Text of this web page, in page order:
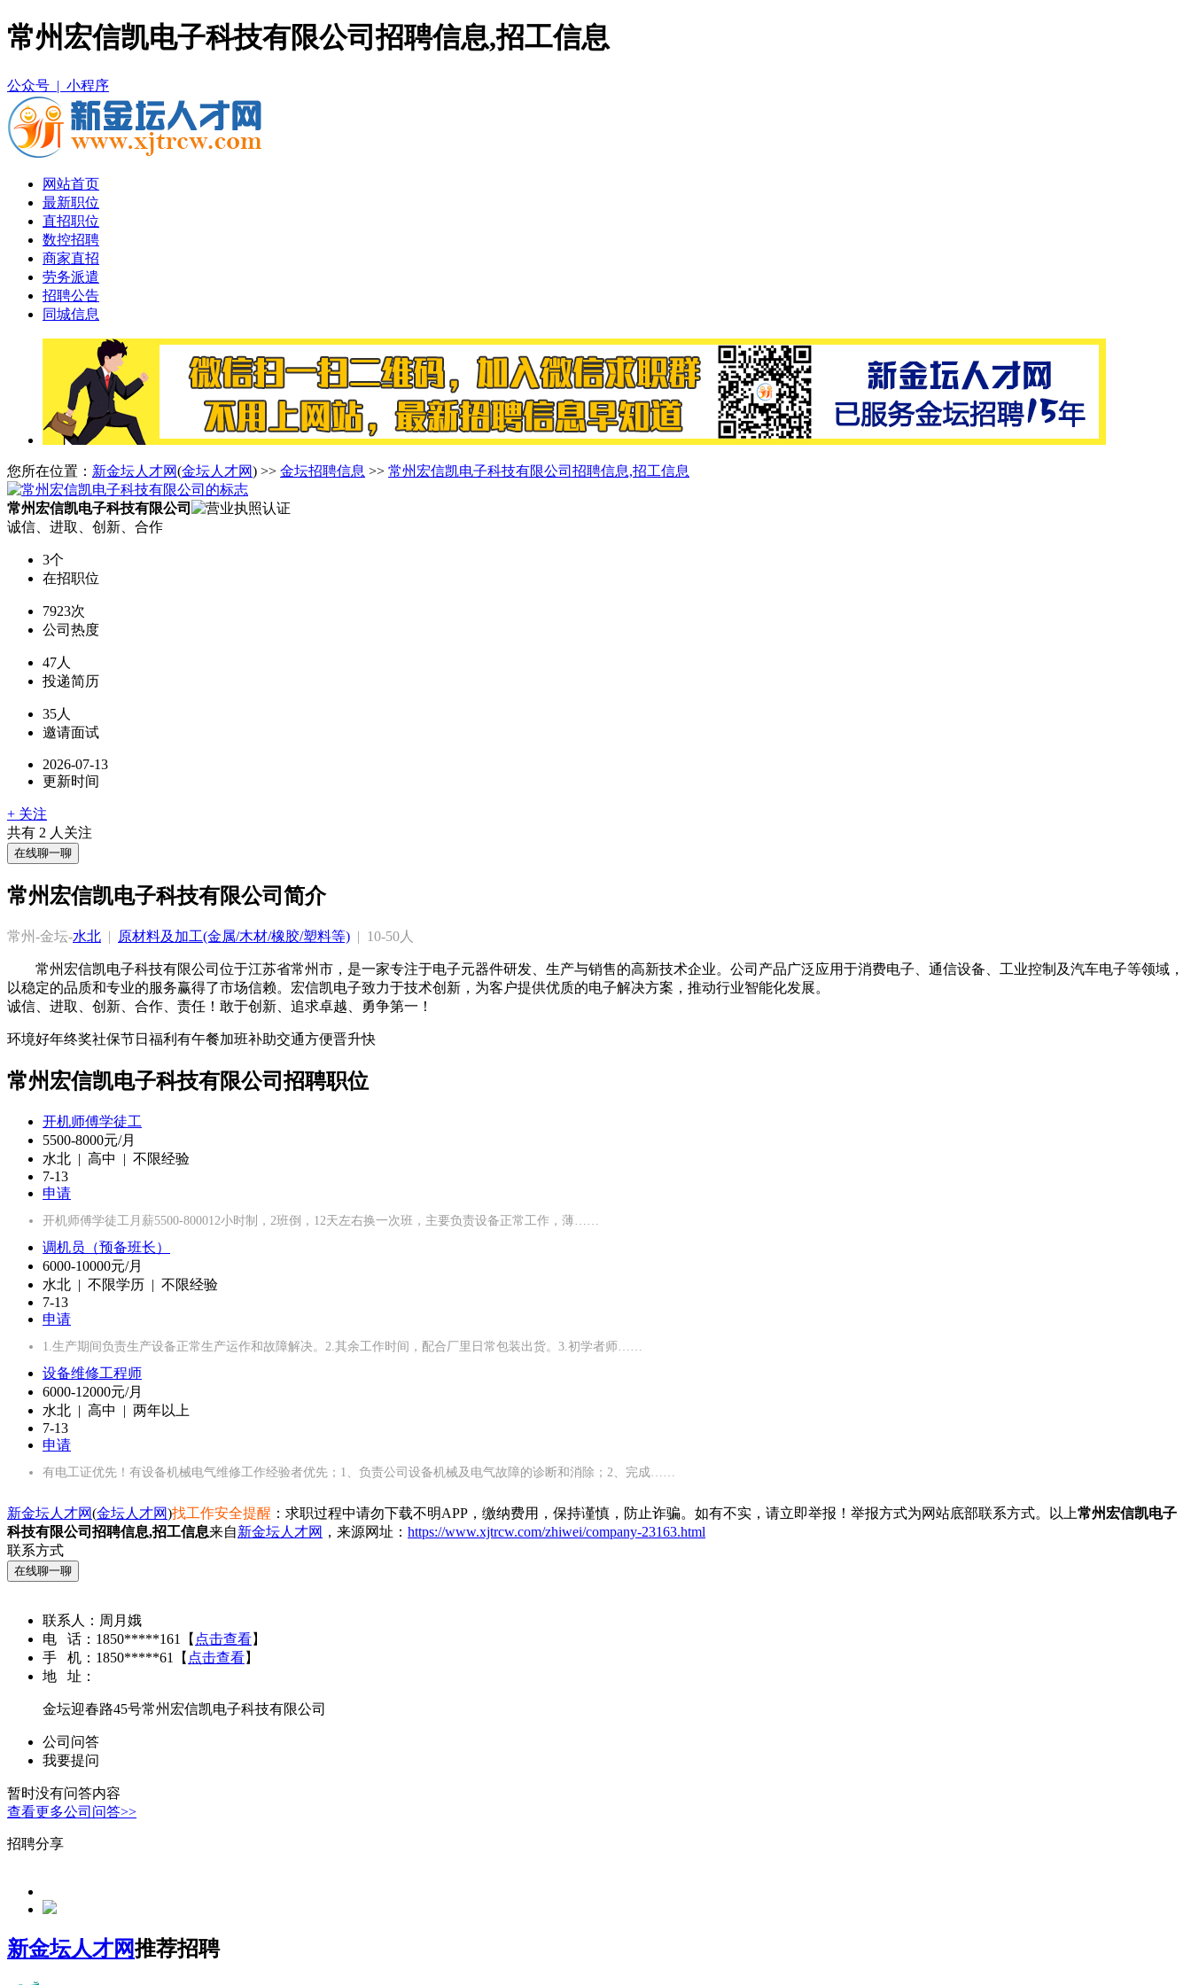
常州宏信凯电子科技有限公司招聘信息,招工信息
公众号 | 小程序
网站首页
最新职位
直招职位
数控招聘
商家直招
劳务派遣
招聘公告
同城信息
您所在位置： 新金坛人才网(金坛人才网) >> 金坛招聘信息 >> 常州宏信凯电子科技有限公司招聘信息,招工信息
常州宏信凯电子科技有限公司
诚信、进取、创新、合作
3个
在招职位
7923次
公司热度
47人
投递简历
35人
邀请面试
2026-07-13
更新时间
+ 关注
共有 2 人关注
在线聊一聊
常州宏信凯电子科技有限公司简介
常州-金坛-水北 | 原材料及加工(金属/木材/橡胶/塑料等) |  10-50人
常州宏信凯电子科技有限公司位于江苏省常州市，是一家专注于电子元器件研发、生产与销售的高新技术企业。公司产品广泛应用于消费电子、通信设备、工业控制及汽车电子等领域，
以稳定的品质和专业的服务赢得了市场信赖。宏信凯电子致力于技术创新，为客户提供优质的电子解决方案，推动行业智能化发展。
诚信、进取、创新、合作、责任！敢于创新、追求卓越、勇争第一！
环境好年终奖社保节日福利 有午餐加班补助交通方便晋升快
常州宏信凯电子科技有限公司招聘职位
开机师傅学徒工
5500-8000元/月
水北 | 高中 | 不限经验
7-13
申请
开机师傅学徒工月薪5500-800012小时制，2班倒，12天左右换一次班，主要负责设备正常工作，薄……
调机员（预备班长）
6000-10000元/月
水北 | 不限学历 | 不限经验
7-13
申请
1.生产期间负责生产设备正常生产运作和故障解决。2.其余工作时间，配合厂里日常包装出货。3.初学者师……
设备维修工程师
6000-12000元/月
水北 | 高中 | 两年以上
7-13
申请
有电工证优先！有设备机械电气维修工作经验者优先；1、负责公司设备机械及电气故障的诊断和消除；2、完成……
新金坛人才网(金坛人才网)找工作安全提醒 ：求职过程中请勿下载不明APP，缴纳费用，保持谨慎，防止诈骗。如有不实，请立即举报！举报方式为网站底部联系方式。以上常州宏信凯电子
科技有限公司招聘信息,招工信息来自新金坛人才网 ，来源网址： https://www.xjtrcw.com/zhiwei/company-23163.html
联系方式
在线聊一聊
联系人： 周月娥
电 话： 1850*****161 【 点击查看】
手 机： 1850*****61 【 点击查看】
地 址：
金坛迎春路45号常州宏信凯电子科技有限公司
公司问答
我要提问
暂时没有问答内容
查看更多公司问答>>
招聘分享
新金坛人才网推荐招聘